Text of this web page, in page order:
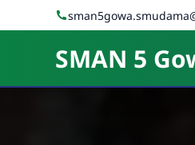
Skip to Content
SMAN 5